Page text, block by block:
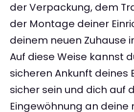
der Verpackung, dem
der Montage deiner
deinem neuen Zuhause
Auf diese Weise kannst
sicheren Ankunft deines
sicher sein und dich auf
Eingewöhnung an deine